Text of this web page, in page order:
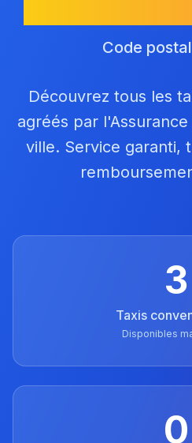
Code
Découvrez tous les
agréés par
ville. Service garanti,
3
Taxis
Disponibles
0